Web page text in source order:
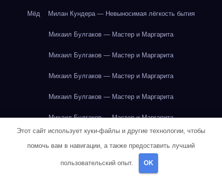
Мёд Милан Кундера — Невыносимая лёгкость бытия
Михаил Булгаков — Мастер и Маргарита
Михаил Булгаков — Мастер и Маргарита
Михаил Булгаков — Мастер и Маргарита
Михаил Булгаков — Мастер и Маргарита
Михаил Булгаков — Мастер и Маргарита
Михаил Булгаков — Мастер и Маргарита
Этот сайт использует куки-файлы и другие технологии, чтобы
помочь вам в навигации, а также предоставить лучший
пользовательский опыт. OK